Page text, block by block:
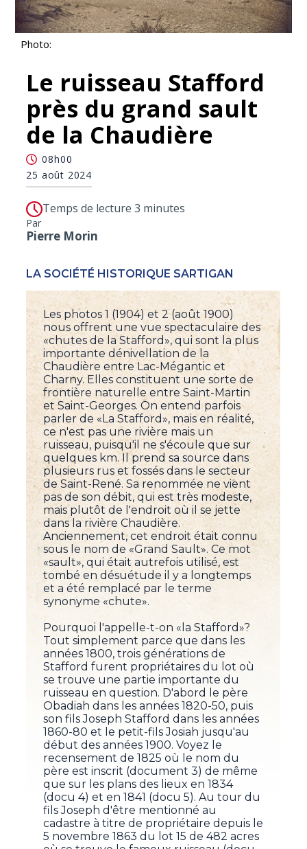
Photo:
Le ruisseau Stafford
près du grand sault
de la Chaudière
08h00
25 août 2024
Temps de lecture 3 minutes
Par
Pierre Morin
LA SOCIÉTÉ HISTORIQUE SARTIGAN
Les photos 1 (1904) et 2 (août 1900)
nous offrent une vue spectaculaire des
«chutes de la Stafford», qui sont la plus
importante dénivellation de la
Chaudière entre Lac-Mégantic et
Charny. Elles constituent une sorte de
frontière naturelle entre Saint-Martin
et Saint-Georges. On entend parfois
parler de «La Stafford», mais en réalité,
ce n'est pas une rivière mais un
ruisseau, puisqu'il ne s'écoule que sur
quelques km. Il prend sa source dans
plusieurs rus et fossés dans le secteur
de Saint-René. Sa renommée ne vient
pas de son débit, qui est très modeste,
mais plutôt de l'endroit où il se jette
dans la rivière Chaudière.
Anciennement, cet endroit était connu
sous le nom de «Grand Sault». Ce mot
«sault», qui était autrefois utilisé, est
tombé en désuétude il y a longtemps
et a été remplacé par le terme
synonyme «chute».
Pourquoi l'appelle-t-on «la Stafford»?
Tout simplement parce que dans les
années 1800, trois générations de
Stafford furent propriétaires du lot où
se trouve une partie importante du
ruisseau en question. D'abord le père
Obadiah dans les années 1820-50, puis
son fils Joseph Stafford dans les années
1860-80 et le petit-fils Josiah jusqu'au
début des années 1900. Voyez le
recensement de 1825 où le nom du
père est inscrit (document 3) de même
que sur les plans des lieux en 1834
(docu 4) et en 1841 (docu 5). Au tour du
fils Joseph d'être mentionné au
cadastre à titre de propriétaire depuis le
5 novembre 1863 du lot 15 de 482 acres